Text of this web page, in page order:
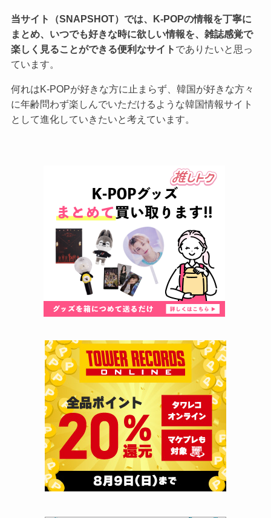
当サイト（SNAPSHOT）では、K-POPの情報を丁寧に
まとめ、いつでも好きな時に欲しい情報を、雑誌感覚で
楽しく見ることができる便利なサイト でありたいと思っ
ています。
何れはK-POPが好きな方に止まらず、韓国が好きな方々
に年齢問わず楽しんでいただけるような韓国情報サイト
として進化していきたいと考えています。